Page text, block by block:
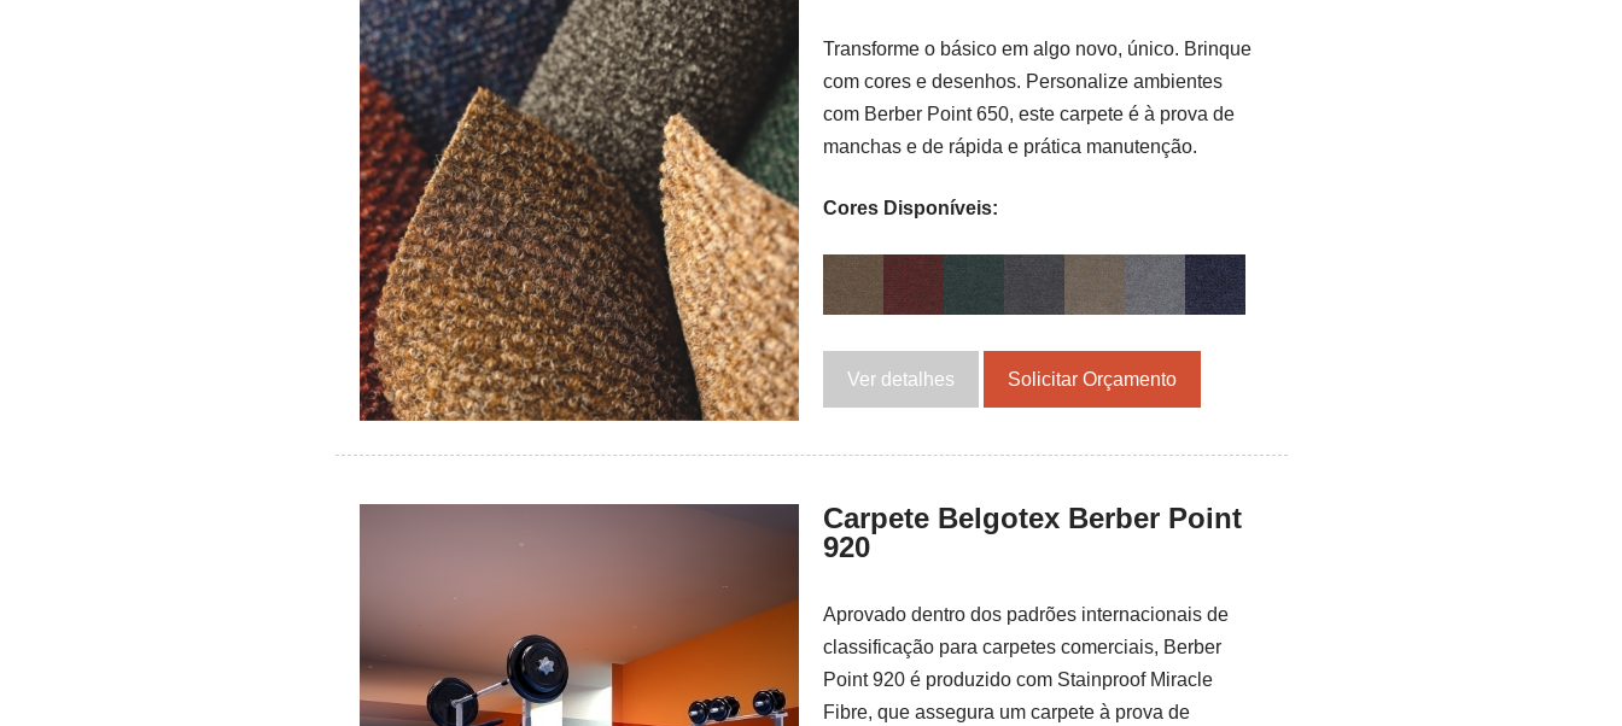
Transforme o básico em algo novo, único. Brinque
com cores e desenhos. Personalize ambientes
com Berber Point 650, este carpete é à prova de
manchas e de rápida e prática manutenção.
Cores Disponíveis:
Ver detalhes Solicitar Orçamento
Carpete Belgotex Berber Point
920
Aprovado dentro dos padrões internacionais de
classificação para carpetes comerciais, Berber
Point 920 é produzido com Stainproof Miracle
Fibre, que assegura um carpete à prova de